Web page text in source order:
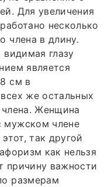
Для увеличения
несколько
члена в длину.
глазу
является
см в
же остальных
члена. Женщина
мужском члене
так другой
как нельзя
причину важности
размерам